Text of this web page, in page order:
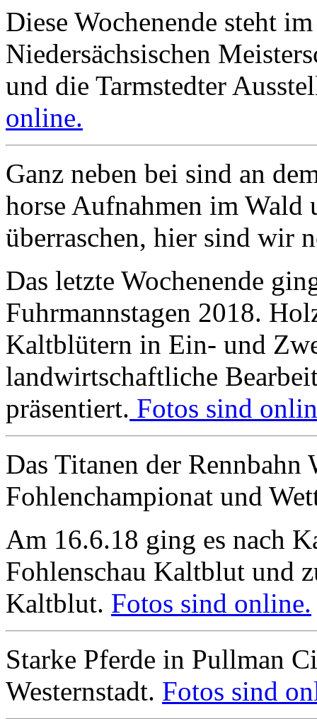
Diese Wochenende steht
Niedersächsischen
und die Tarmstedter
online.
Ganz neben bei sind an
horse Aufnahmen im Wald
überraschen, hier sind wir
Das letzte Wochenende
Fuhrmannstagen 2018.
Kaltblütern in Ein- und
landwirtschaftliche
präsentiert. Fotos sind
Das Titanen der
Fohlenchampionat und
Am 16.6.18 ging es nach
Fohlenschau Kaltblut und
Kaltblut. Fotos sind online.
Starke Pferde in Pullman
Westernstadt. Fotos sind